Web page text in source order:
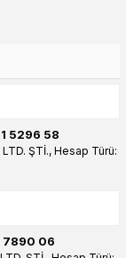
5296 58
LTD. ŞTİ., Hesap Türü:
7890 06